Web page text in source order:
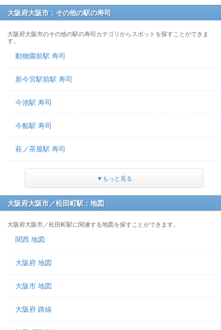
大阪府大阪市：その他の駅の寿司
大阪府大阪市のその他の駅の寿司カテゴリからスポットを探すことができま
す。
動物園前駅 寿司
新今宮駅前駅 寿司
今池駅 寿司
今船駅 寿司
萩ノ茶屋駅 寿司
▼もっと見る
大阪府大阪市／松田町駅：地図
大阪府大阪市／松田町駅に関連する地図を探すことができます。
関西 地図
大阪府 地図
大阪市 地図
大阪府 路線